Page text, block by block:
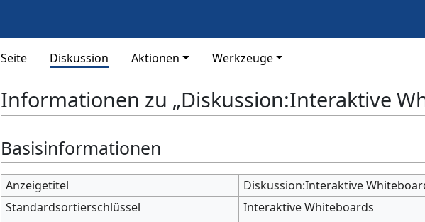
Seite Diskussion Aktionen Werkzeuge
Informationen zu „Diskussion:Interaktive
Basisinformationen
Anzeigetitel
Diskussion:Interaktive
Standardsortierschlüssel
Interaktive Whiteboards